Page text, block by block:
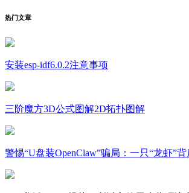
热门文章
安装esp-idf6.0.2注意事项
三阶魔方3D公式图解2D拓扑图解
警惕“U盘装OpenClaw”骗局：一只“龙虾”